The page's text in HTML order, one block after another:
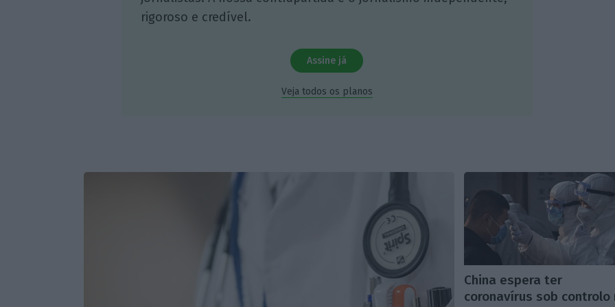
rigoroso e credível.
Assine já
Veja todos os planos
China espera ter
coronavírus sob controlo